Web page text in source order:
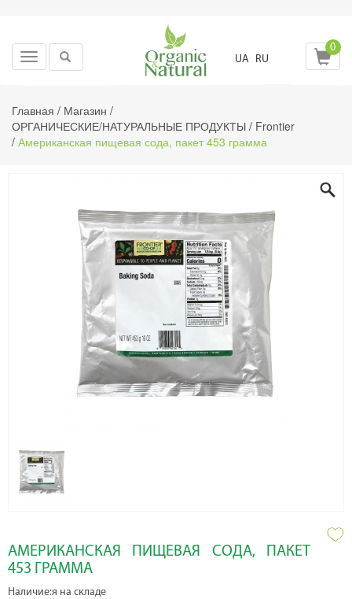
Toggle
UA RU
0
Главная / Магазин /
ОРГАНИЧЕСКИЕ/НАТУРАЛЬНЫЕ ПРОДУКТЫ / Frontier
/ Американская пищевая сода, пакет 453 грамма
АМЕРИКАНСКАЯ ПИЩЕВАЯ СОДА, ПАКЕТ
453 ГРАММА
Наличие:я на складе